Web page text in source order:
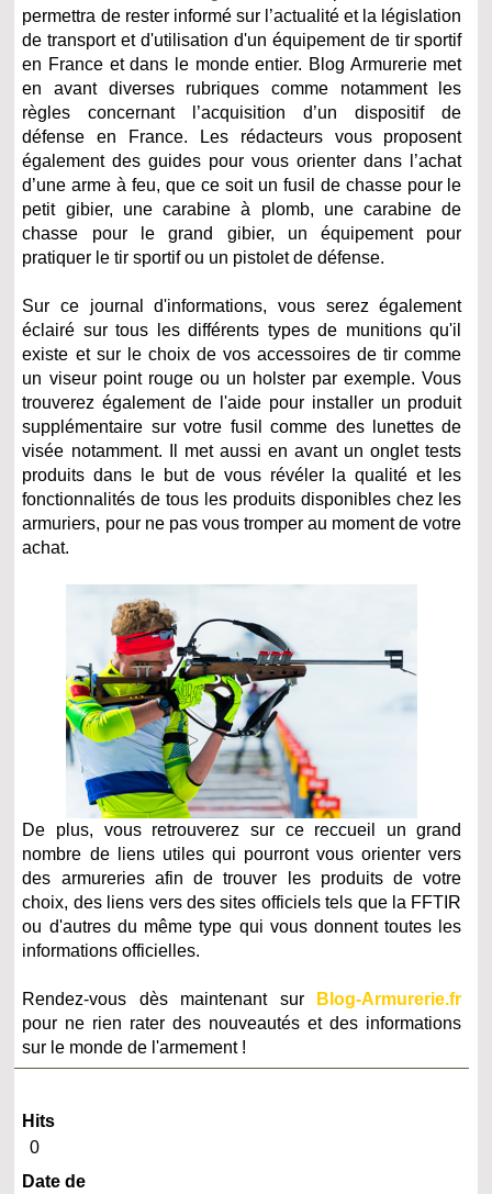
permettra de rester informé sur l’actualité et la législation
de transport et d'utilisation d'un équipement de tir sportif
en France et dans le monde entier. Blog Armurerie met
en avant diverses rubriques comme notamment les
règles concernant l’acquisition d’un dispositif de
défense en France. Les rédacteurs vous proposent
également des guides pour vous orienter dans l’achat
d’une arme à feu, que ce soit un fusil de chasse pour le
petit gibier, une carabine à plomb, une carabine de
chasse pour le grand gibier, un équipement pour
pratiquer le tir sportif ou un pistolet de défense.
Sur ce journal d'informations, vous serez également
éclairé sur tous les différents types de munitions qu'il
existe et sur le choix de vos accessoires de tir comme
un viseur point rouge ou un holster par exemple. Vous
trouverez également de l'aide pour installer un produit
supplémentaire sur votre fusil comme des lunettes de
visée notamment. Il met aussi en avant un onglet tests
produits dans le but de vous révéler la qualité et les
fonctionnalités de tous les produits disponibles chez les
armuriers, pour ne pas vous tromper au moment de votre
achat.
De plus, vous retrouverez sur ce reccueil un grand
nombre de liens utiles qui pourront vous orienter vers
des armureries afin de trouver les produits de votre
choix, des liens vers des sites officiels tels que la FFTIR
ou d'autres du même type qui vous donnent toutes les
informations officielles.
Rendez-vous dès maintenant sur
Blog-Armurerie.fr
pour ne rien rater des nouveautés et des informations
sur le monde de l'armement !
Hits
0
Date de